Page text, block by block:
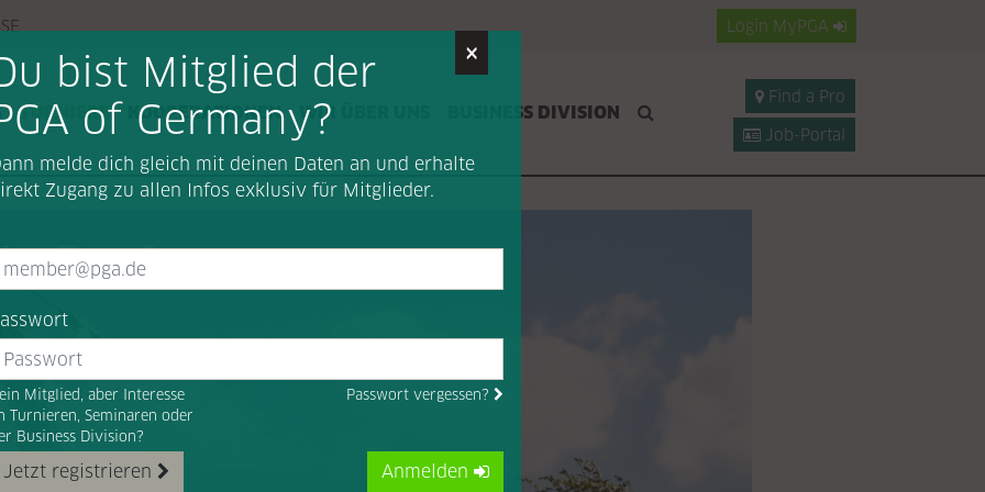
Login MyPGA
TURNIERE KOOPERATIONEN WIR ÜBER UNS BUSINESS DIVISION
Find a Pro
Job-Portal
ProAms
×
bist Mitglied der
of Germany?
melde dich gleich mit deinen Daten an und erhalte
Zugang zu allen Infos exklusiv für Mitglieder.
Mitglied, aber Interesse
Turnieren, Seminaren oder
Business Division?
Passwort vergessen?
Jetzt registrieren Anmelden